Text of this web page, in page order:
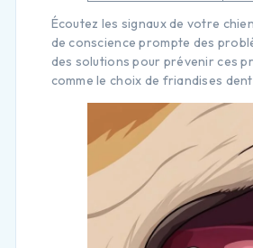
Écoutez les signaux de votre
de conscience prompte des
des solutions pour prévenir ces
comme le choix de friandises